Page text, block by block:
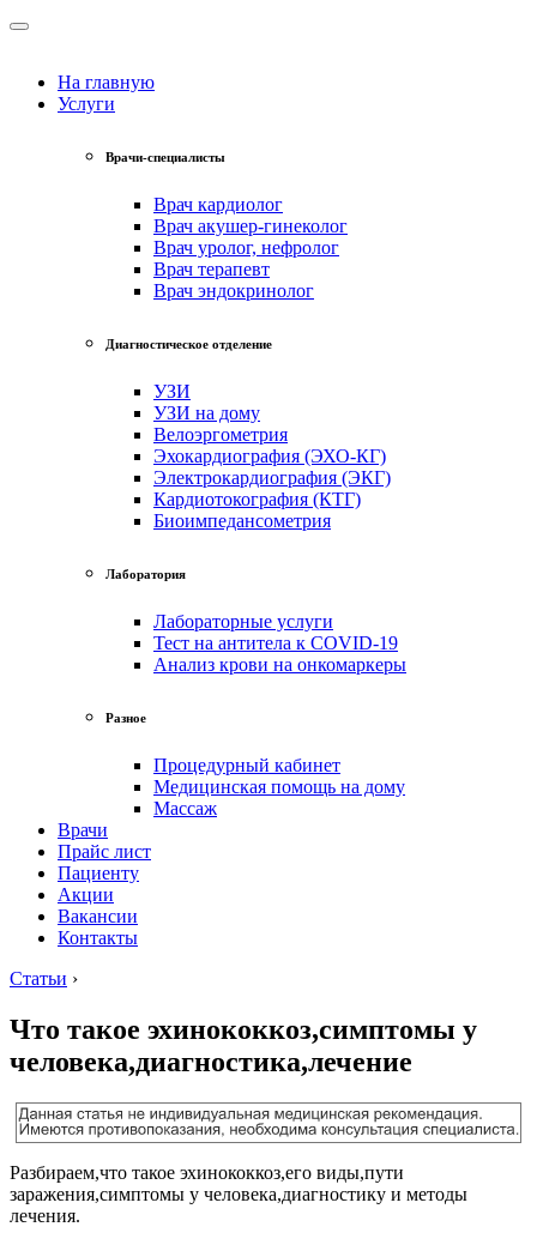
На главную
Услуги
Врачи-специалисты
Врач кардиолог
Врач акушер-гинеколог
Врач уролог, нефролог
Врач терапевт
Врач эндокринолог
Диагностическое отделение
УЗИ
УЗИ на дому
Велоэргометрия
Эхокардиография (ЭХО-КГ)
Электрокардиография (ЭКГ)
Кардиотокография (КТГ)
Биоимпедансометрия
Лаборатория
Лабораторные услуги
Тест на антитела к COVID-19
Анализ крови на онкомаркеры
Разное
Процедурный кабинет
Медицинская помощь на дому
Массаж
Врачи
Прайс лист
Пациенту
Акции
Вакансии
Контакты
Статьи ›
Что такое эхинококкоз,симптомы у
человека,диагностика,лечение
Разбираем,что такое эхинококкоз,его виды,пути
заражения,симптомы у человека,диагностику и методы
лечения.